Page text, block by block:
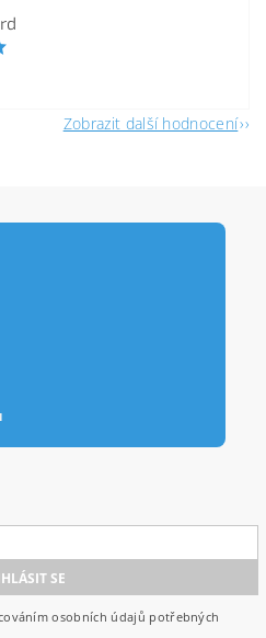
Zobrazit další hodnocení
osobních údajů potřebných